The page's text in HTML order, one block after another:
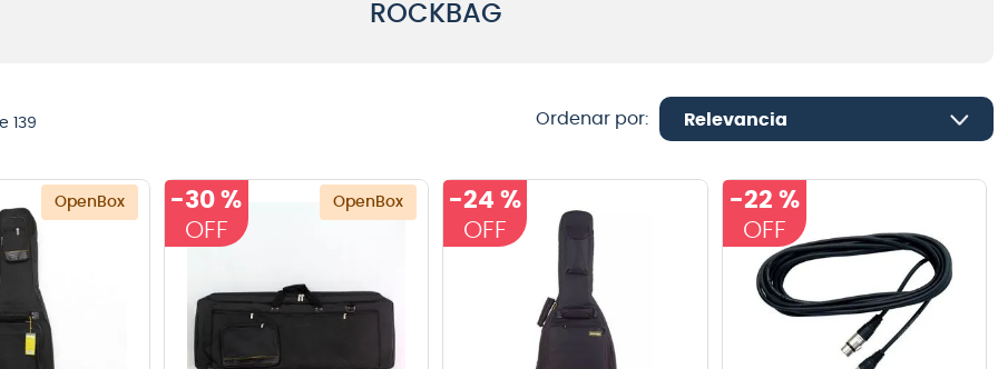
ROCKBAG
139 Relevancia
OpenBox -30 % OpenBox -24 % -22 %